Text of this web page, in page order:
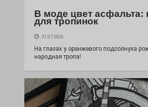
В моде цвет асфальта:
для тропинок
31.07.2026
На глазах у оранжевого подсолнуха
народная тропа!